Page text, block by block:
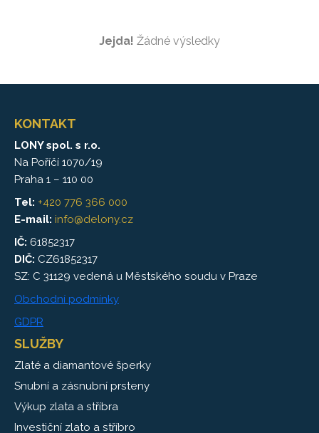
Jejda! Žádné výsledky
KONTAKT
LONY spol. s r.o.
Na Poříčí 1070/19
Praha 1 – 110 00
Tel: +420 776 366 000
E-mail: info@delony.cz
IČ: 61852317
DIČ: CZ61852317
SZ: C 31129 vedená u Městského soudu v Praze
Obchodní podmínky
GDPR
SLUŽBY
Zlaté a diamantové šperky
Snubní a zásnubní prsteny
Výkup zlata a stříbra
Investiční zlato a stříbro